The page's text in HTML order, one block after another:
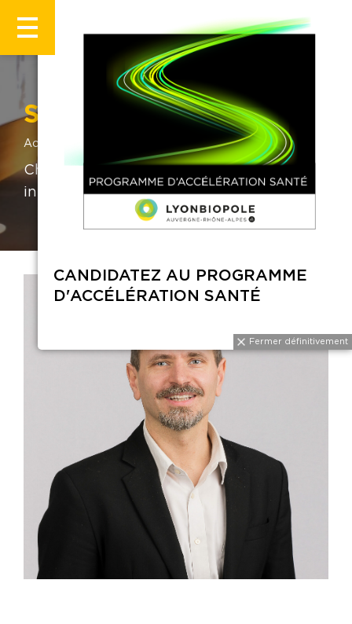
CANDIDATEZ AU PROGRAMME
D'ACCÉLÉRATION SANTÉ
Fermer
Simon Gudin
Accueil
Chargé d'Affaires PME Biotech & Resp.
international